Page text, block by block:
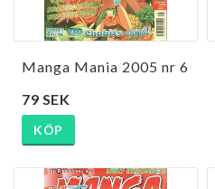
Manga Mania 2005 nr 6
79 SEK
KÖP